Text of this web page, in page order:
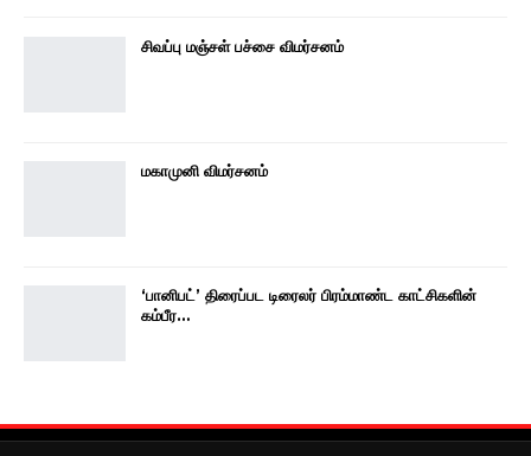
சிவப்பு மஞ்சள் பச்சை விமர்சனம்
மகாமுனி விமர்சனம்
‘பானிபட்’ திரைப்பட டிரைலர் பிரம்மாண்ட காட்சிகளின்
கம்பீர…